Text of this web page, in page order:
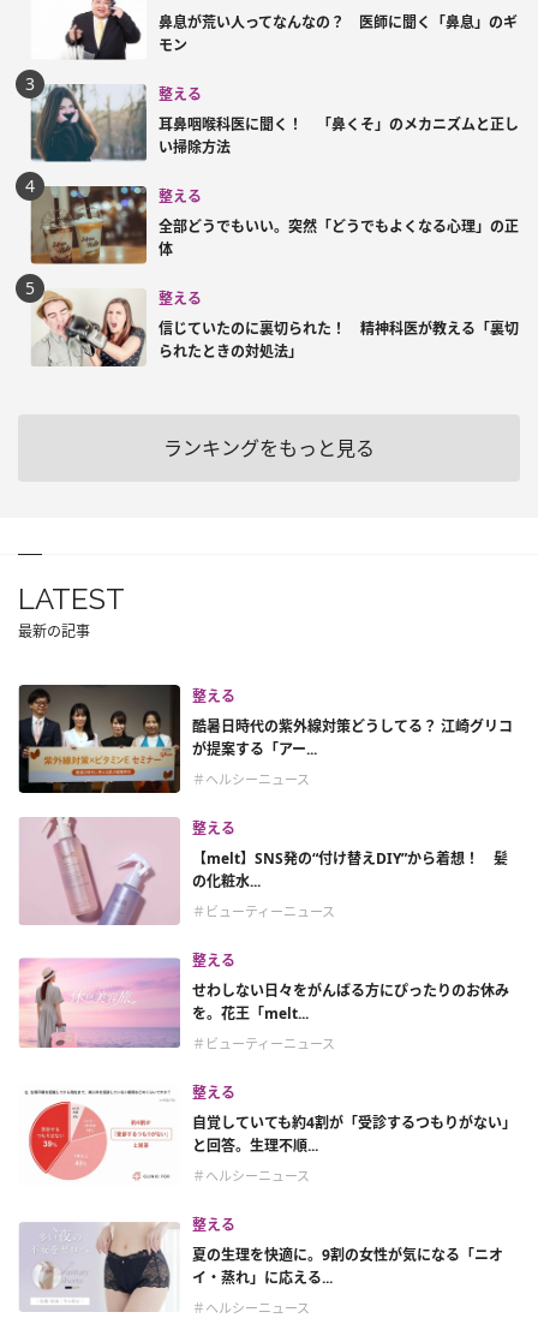
鼻息が荒い人ってなんなの？ 医師に聞く「鼻息」のギ
モン
整える
耳鼻咽喉科医に聞く！ 「鼻くそ」のメカニズムと正し
い掃除方法
整える
全部どうでもいい。突然「どうでもよくなる心理」の正
体
整える
信じていたのに裏切られた！ 精神科医が教える「裏切
られたときの対処法」
ランキングをもっと見る
LATEST
最新の記事
整える
酷暑日時代の紫外線対策どうしてる？ 江崎グリコ
が提案する「アー...
＃ヘルシーニュース
整える
【melt】SNS発の“付け替えDIY”から着想！ 髪
の化粧水...
＃ビューティーニュース
整える
せわしない日々をがんばる方にぴったりのお休み
を。花王「melt...
＃ビューティーニュース
整える
自覚していても約4割が「受診するつもりがない」
と回答。生理不順...
＃ヘルシーニュース
整える
夏の生理を快適に。9割の女性が気になる「ニオ
イ・蒸れ」に応える...
＃ヘルシーニュース